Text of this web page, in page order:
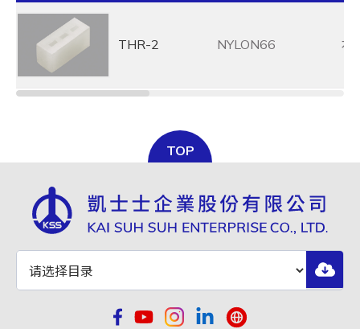
THR-2 NYLON66 本
TOP